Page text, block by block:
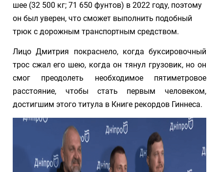
шее (32 500 кг; 71 650 фунтов) в 2022 году, поэтому
он был уверен, что сможет выполнить подобный
трюк с дорожным транспортным средством.
Лицо Дмитрия покраснело, когда буксировочный
трос сжал его шею, когда он тянул грузовик, но он
смог преодолеть необходимое пятиметровое
расстояние, чтобы стать первым человеком,
достигшим этого титула в Книге рекордов Гиннеса.